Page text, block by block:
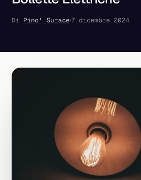
Di Pino' Surace 7 dicembre 2024